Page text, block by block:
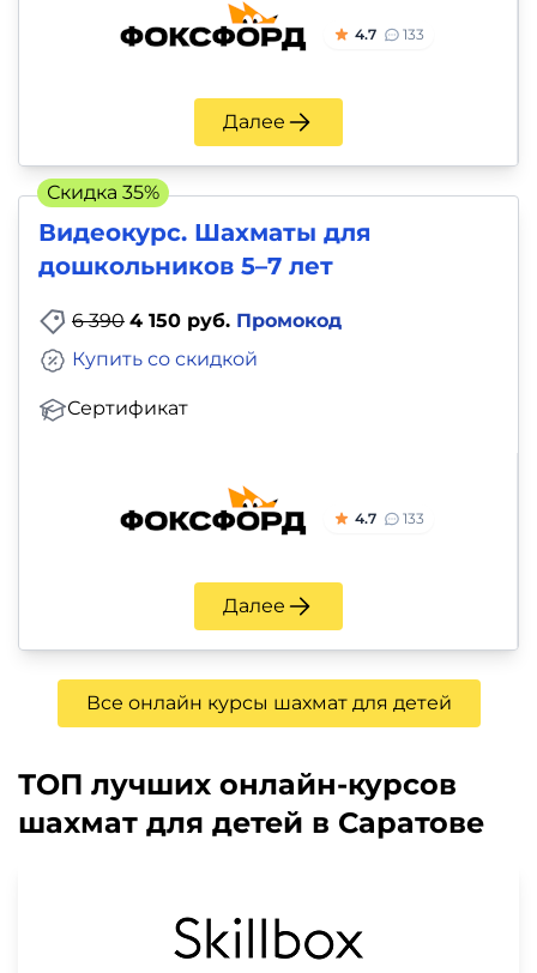
4.7 133
Далее
Видеокурс. Шахматы для
дошкольников 5–7 лет
6 390 4 150 руб. Промокод
Сертификат
Купить со скидкой
4.7 133
Далее
Скидка 35%
Все онлайн курсы шахмат для детей
ТОП лучших онлайн-курсов
шахмат для детей в Саратове